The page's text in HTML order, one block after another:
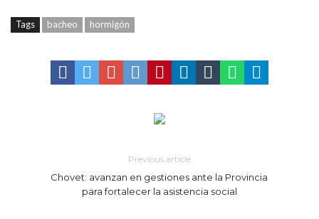
Tags bacheo hormigón
Previous article
Chovet: avanzan en gestiones ante la Provincia
para fortalecer la asistencia social